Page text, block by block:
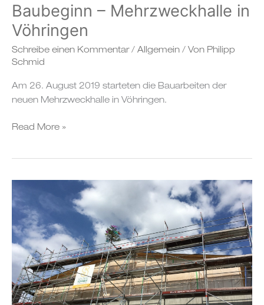
Baubeginn – Mehrzweckhalle in
Vöhringen
Schreibe einen Kommentar / Allgemein / Von Philipp
Schmid
Am 26. August 2019 starteten die Bauarbeiten der
neuen Mehrzweckhalle in Vöhringen.
Read More »
für
die
Turn-
und
Festhalle
Musberg